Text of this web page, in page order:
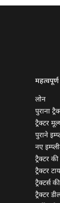
लोन
पुराना
ट्रैक्टर
पुराने
नए
ट्रैक्टर की
ट्रैक्टर
ट्रैक्टर्स
ट्रैक्टर